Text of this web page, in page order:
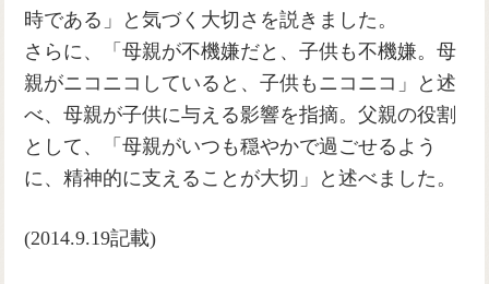
時である」と気づく大切さを説きました。
さらに、「母親が不機嫌だと、子供も不機嫌。母
親がニコニコしていると、子供もニコニコ」と述
べ、母親が子供に与える影響を指摘。父親の役割
として、「母親がいつも穏やかで過ごせるよう
に、精神的に支えることが大切」と述べました。
(2014.9.19記載)